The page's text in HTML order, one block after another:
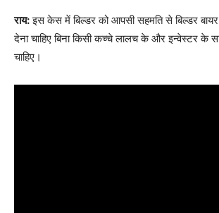
राय:इस केस में बिल्डर को आपसी सहमति से बिल्डर
देना चाहिए बिना किसी कच्चे लालच के और इन्वेस्टर के
चाहिए।